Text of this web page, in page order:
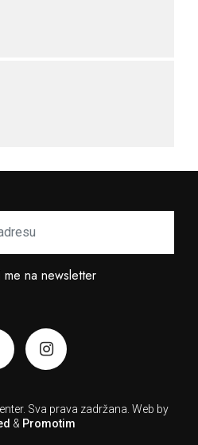
me na newsletter
Sva prava zadržana. Web by
& Promotim